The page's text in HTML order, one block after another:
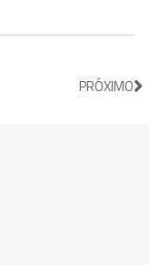
PRÓXIMO